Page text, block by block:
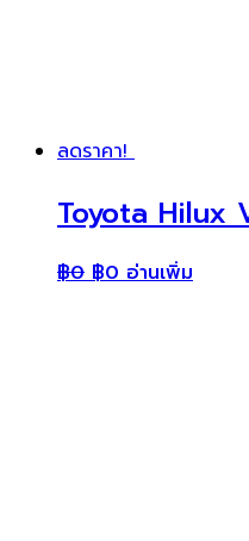
ลดราคา!
Toyota Hilux
฿0 ฿0 อ่านเพิ่ม